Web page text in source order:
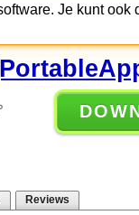
Je kunt ook
Reviews